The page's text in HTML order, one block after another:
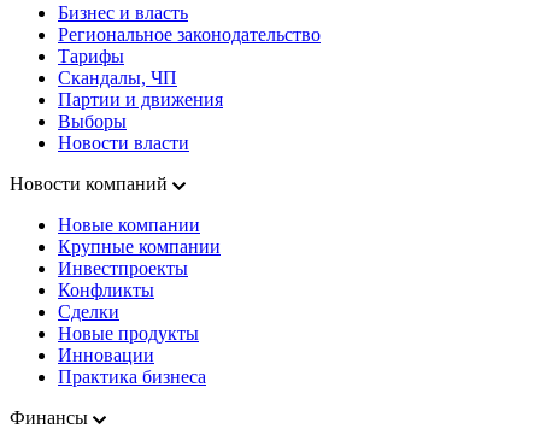
Бизнес и власть
Региональное законодательство
Тарифы
Скандалы, ЧП
Партии и движения
Выборы
Новости власти
Новости компаний
Новые компании
Крупные компании
Инвестпроекты
Конфликты
Сделки
Новые продукты
Инновации
Практика бизнеса
Финансы